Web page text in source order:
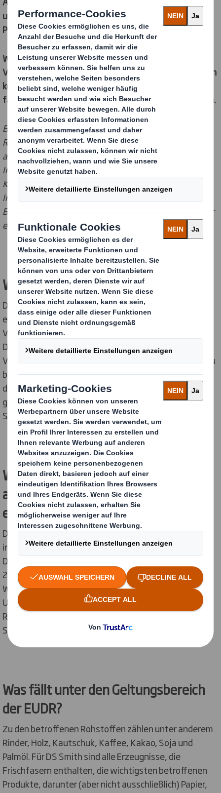
und Berichterstattung von Schlüsselrohstoffen durch
Prozessunternehmen ein.
Wir sind bestrebt, unsere Kunden bei diesen
Veränderungen zu unterstützen. Dazu bieten wir ihnen
konforme, nachhaltige Verpackungslösungen sowie
fachkundige Beratung zu gesetzlichen Anforderungen.
Bitte beachten Sie, dass diese Informationen keine
Rechtsberatung ersetzen. Es handelt sich um eine
allgemeine Zusammenfassung der EUDR, die auf
Informationen basiert, auf die DS Smith Zugriff hat.
Kunden sollten sich auf öffentlich zugängliche
Informationen der zuständigen EU- und nationalen
Behörden stützen und sich bei Bedarf hinsichtlich ihrer
eigenen Situation beraten lassen.
Was ist die EUDR?
Die EUDR (Verordnung der Europäischen Union zu
entwaldungsfreien Lieferketten) ist eine neue
Verordnung, die für unsere Branche gilt und am 30.
Dezember 2025 in Kraft treten wird. Ziel der
Verordnung ist es, Entwaldung und Waldschädigung zu
bekämpfen, indem sichergestellt wird, dass Produkte,
die auf dem EU-Markt in Verkehr gebracht, verfügbar
gemacht oder aus diesem exportiert werden, keine
Schäden an Wäldern verursacht haben.
Wie sieht der Zeitplan von DS Smith
aus, um die EUDR-Konformität zu
erreichen?
DS Smith arbeitet daran, die EUDR-Vorschriften
innerhalb der gesetzlich festgelegten Frist zu erfüllen.
Das bedeutet, dass wir spätestens am 30. Dezember
2025 konform sein werden.
Wenn Sie den Zeitplan für die Anwendung in Ihrem
Unternehmen verstehen oder mehr über die EUDR-
Richtlinien erfahren möchten, besuchen Sie bitte die
Seite
Regulation on Deforestation-free Products
Was fällt unter den Geltungsbereich
der EUDR?
Zu den betroffenen Rohstoffen zählen unter anderem
Rinder, Holz, Kautschuk, Kaffee, Kakao, Soja und
Palmöl. Für DS Smith sind alle Erzeugnisse, die
Frischfasern enthalten, die wichtigsten betroffenen
Produkte, darunter (aber nicht ausschließlich) Papier,